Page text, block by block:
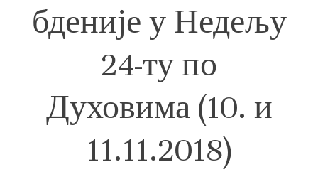
бденије у Недељу
24-ту по
Духовима (10. и
11.11.2018)